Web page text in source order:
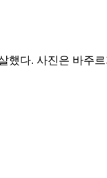
했다. 사진은 바주